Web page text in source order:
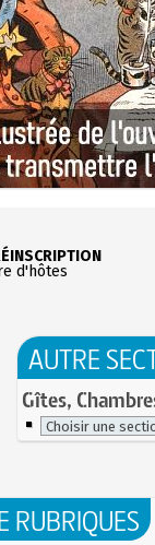
d'hôtes
AUTRE
Gîtes,
RUBRIQUES